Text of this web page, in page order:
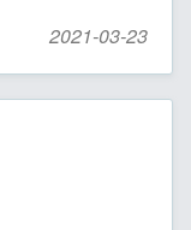
2021-03-23